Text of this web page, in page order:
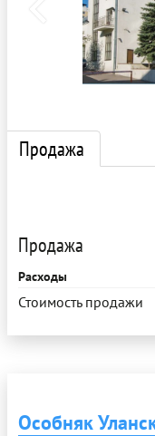
Продажа
Продажа
Расходы
Стоимость продажи
Особняк